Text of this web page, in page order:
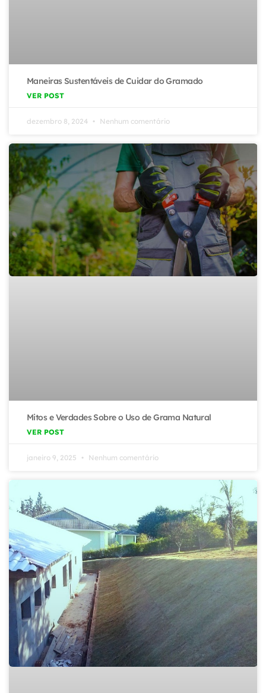
Maneiras Sustentáveis de Cuidar do Gramado
VER POST
dezembro 8, 2024 Nenhum comentário
Mitos e Verdades Sobre o Uso de Grama Natural
VER POST
janeiro 9, 2025 Nenhum comentário